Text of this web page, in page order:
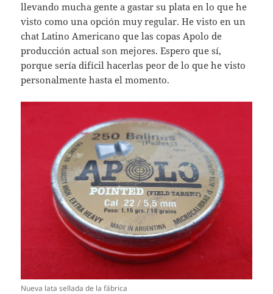
llevando mucha gente a gastar su plata en lo que he
visto como una opción muy regular. He visto en un
chat Latino Americano que las copas Apolo de
producción actual son mejores. Espero que sí,
porque sería difícil hacerlas peor de lo que he visto
personalmente hasta el momento.
Nueva lata sellada de la fábrica